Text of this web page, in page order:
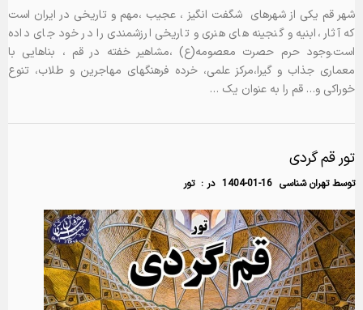
شهر قم یکی از شهرهای شگفت انگیز ، عجیب ،مهم و تاریخی در ایران است
که آثار ،ابنیه و گنجینه های هنری و تاریخی ارزشمندی را در خود جای داده
است.وجود حرم حصرت معصومه(ع) ،مشاهیر خفته در قم ، بناهایی با
معماری جذاب و گیرا،مرکز علمی، خرده فرهنگهای مهاجرین و طلاب، تنوع
خوراکی و… قم را به عنوان یک …
تور قم گردی
توسطتهران شناسی 1404-01-16 در :تور